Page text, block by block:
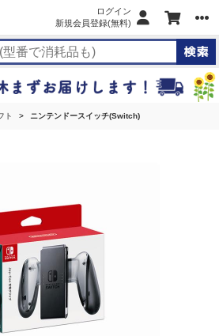
ログイン
新規会員登録(無料)
ト ニンテンドースイッチ(Switch)